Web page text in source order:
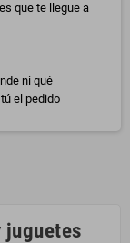
que te llegue a
ni qué
el pedido
juguetes